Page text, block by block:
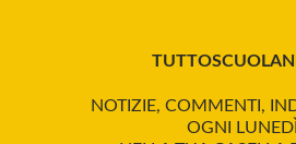
NOTIZIE, COMMENTI,
OGNI LUNEDÌ